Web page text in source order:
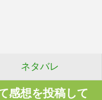
ネタバレ
感想を投稿して